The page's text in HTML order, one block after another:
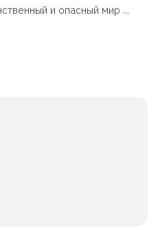
и опасный мир ...